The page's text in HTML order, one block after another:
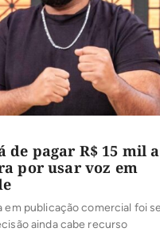
de pagar R$ 15 mil a
por usar voz em
publicação comercial foi sem
ainda cabe recurso